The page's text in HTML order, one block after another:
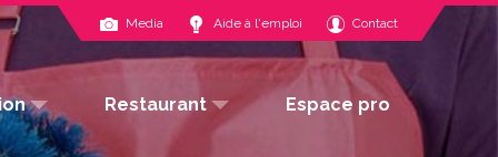
Media Aide à l'emploi Contact
Restaurant Espace pro